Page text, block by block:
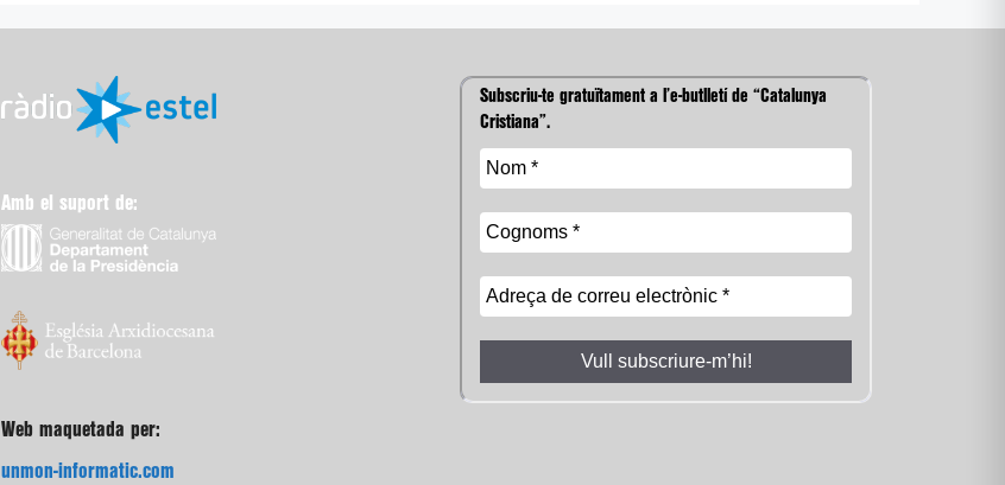
Amb el suport de:
Web maquetada per:
unmon-informatic.com
Subscriu-te gratuïtament a l’e-butlletí de “Catalunya
Cristiana”.